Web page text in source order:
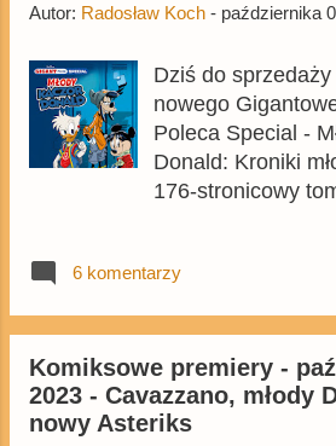
Autor: Radosław Koch - października
Dziś do sprzedaży
nowego
Poleca Special -
Donald: Kroniki
176-stronicowy
komiksy z
Young Donald
kopią
paru lat i jest też
Egmont.pl .
6 komentarzy
Komiksowe premiery -
2023 - Cavazzano, młody
nowy Asteriks